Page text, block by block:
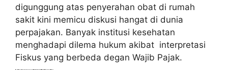
digunggung atas penyerahan obat di rumah
sakit kini memicu diskusi hangat di dunia
perpajakan. Banyak institusi kesehatan
menghadapi dilema hukum akibat interpretasi
Fiskus yang berbeda degan Wajib Pajak.